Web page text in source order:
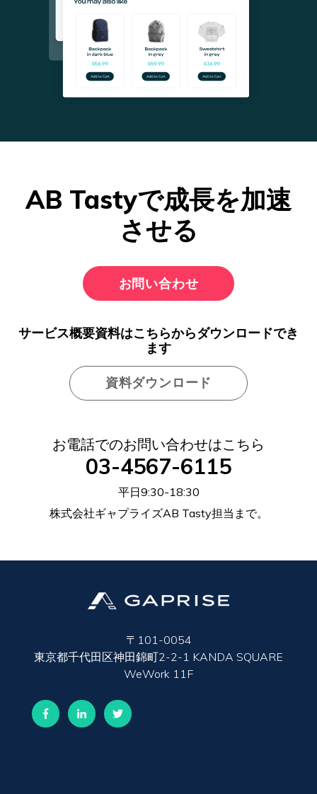
AB Tastyで成長を加速
させる
お問い合わせ
サービス概要資料はこちらからダウンロードでき
ます
資料ダウンロード
お電話でのお問い合わせはこちら
03-4567-6115
平日9:30-18:30
株式会社ギャプライズAB Tasty担当まで。
〒101-0054
東京都千代田区神田錦町2-2-1 KANDA SQUARE
WeWork 11F